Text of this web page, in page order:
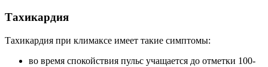
Тахикардия
Тахикардия при климаксе имеет такие симптомы:
во время спокойствия пульс учащается до отметки 100-